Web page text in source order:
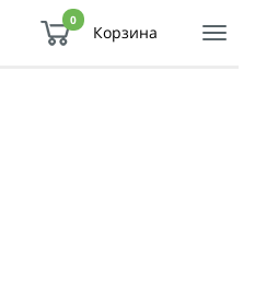
0
Корзина